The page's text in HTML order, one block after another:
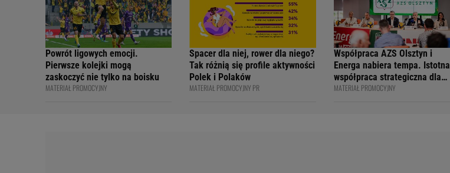
Powrót ligowych emocji.
Pierwsze kolejki mogą
zaskoczyć nie tylko na boisku
MATERIAŁ PROMOCYJNY
Spacer dla niej, rower dla niego?
Tak różnią się profile aktywności
Polek i Polaków
MATERIAŁ PROMOCYJNY PR
Współpraca AZS Olsztyn i
Energa nabiera tempa. Istotna
współpraca strategiczna dla
siatkarskiego klubu i marki
MATERIAŁ PROMOCYJNY